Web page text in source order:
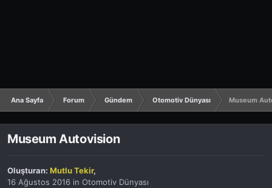
Ana Sayfa Forum Gündem Otomotiv Dünyası Museum
Museum Autovision
Oluşturan: Mutlu Tekir,
16 Ağustos 2016 in Otomotiv Dünyası